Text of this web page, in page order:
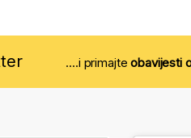
....i primajteobavijesti